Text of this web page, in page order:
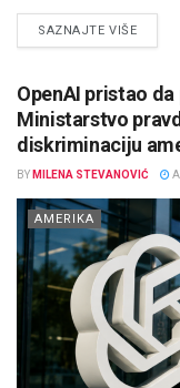
SAZNAJTE VIŠE
OpenAI pristao
Ministarstvo
diskriminaciju
BY MILENA STEVANOVIĆ
AMERIKA